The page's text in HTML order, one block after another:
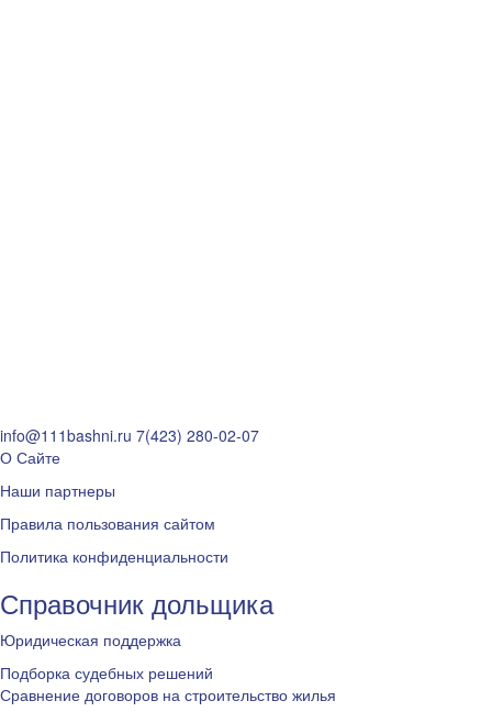
info@111bashni.ru 7(423) 280-02-07
О Сайте
Наши партнеры
Правила пользования сайтом
Политика конфиденциальности
Справочник дольщика
Юридическая поддержка
Подборка судебных решений
Сравнение договоров на строительство жилья